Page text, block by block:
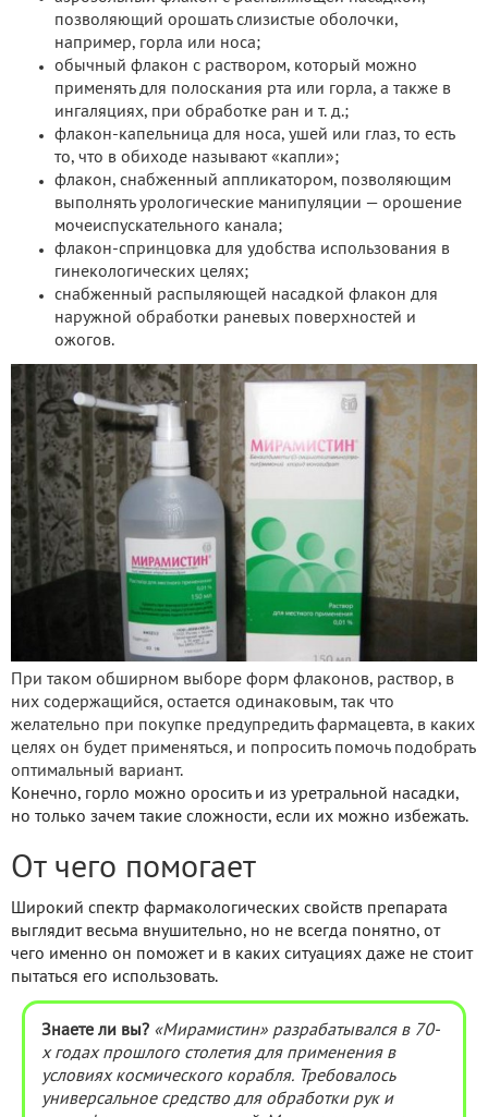
позволяющий орошать слизистые оболочки,
например, горла или носа;
обычный флакон с раствором, который можно
применять для полоскания рта или горла, а также в
ингаляциях, при обработке ран и т. д.;
флакон-капельница для носа, ушей или глаз, то есть
то, что в обиходе называют «капли»;
флакон, снабженный аппликатором, позволяющим
выполнять урологические манипуляции — орошение
мочеиспускательного канала;
флакон-спринцовка для удобства использования в
гинекологических целях;
снабженный распыляющей насадкой флакон для
наружной обработки раневых поверхностей и
ожогов.
При таком обширном выборе форм флаконов, раствор, в
них содержащийся, остается одинаковым, так что
желательно при покупке предупредить фармацевта, в каких
целях он будет применяться, и попросить помочь подобрать
оптимальный вариант.
Конечно, горло можно оросить и из уретральной насадки,
но только зачем такие сложности, если их можно избежать.
От чего помогает
Широкий спектр фармакологических свойств препарата
выглядит весьма внушительно, но не всегда понятно, от
чего именно он поможет и в каких ситуациях даже не стоит
пытаться его использовать.
Знаете ли вы? «Мирамистин» разрабатывался в 70-
х годах прошлого столетия для применения в
условиях космического корабля. Требовалось
универсальное средство для обработки рук и